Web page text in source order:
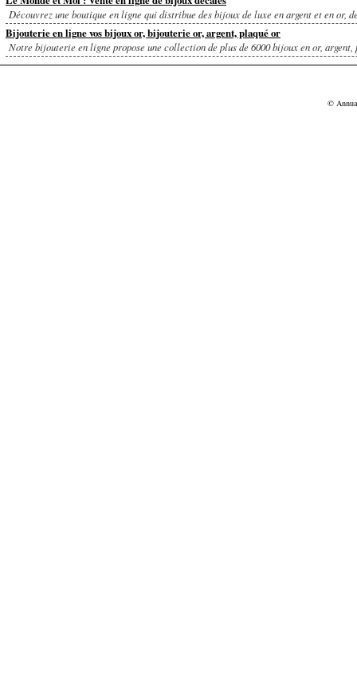
Découvrez une boutique en ligne qui distribue des bijoux de luxe en argent et en or,
Bijouterie en ligne vos bijoux or, bijouterie or, argent, plaqué or
Notre bijouterie en ligne propose une collection de plus de 6000 bijoux en or, argent,
©